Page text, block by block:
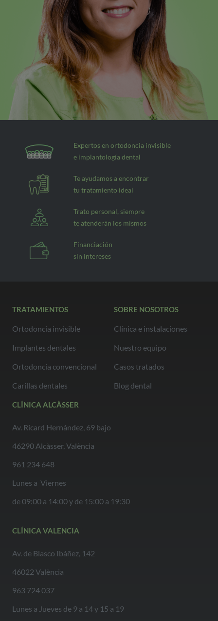
Expertos en ortodoncia invisible
e implantología dental
Te ayudamos a encontrar
tu tratamiento ideal
Trato personal, siempre
te atenderán los mismos
Financiación
sin intereses
TRATAMIENTOS
Ortodoncia invisible
Implantes dentales
Ortodoncia convencional
Carillas dentales
SOBRE NOSOTROS
Clínica e instalaciones
Nuestro equipo
Casos tratados
Blog dental
CLÍNICA ALCÀSSER
Av. Ricard Hernández, 69 bajo
46290 Alcàsser, València
961 234 648
Lunes a Viernes
de 09:00 a 14:00 y de 15:00 a 19:30
CLÍNICA VALENCIA
Av. de Blasco Ibáñez, 142
46022 València
963 724 037
Lunes a Jueves de 9 a 14 y 15 a 19